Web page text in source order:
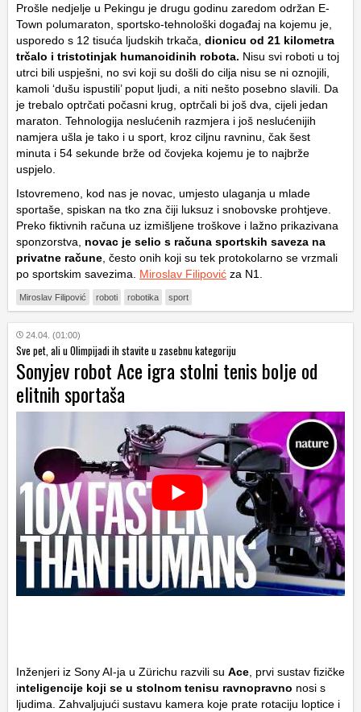
Prošle nedjelje u Pekingu je drugu godinu zaredom održan E-
Town polumaraton, sportsko-tehnološki događaj na kojemu je,
usporedo s 12 tisuća ljudskih trkača, dionicu od 21 kilometra
trčalo i tristotinjak humanoidinih robota. Nisu svi roboti u toj
utrci bili uspješni, no svi koji su došli do cilja nisu se ni oznojili,
kamoli ‘dušu ispustili’ poput ljudi, a niti nešto posebno slavili. Da
je trebalo optrčati počasni krug, optrčali bi još dva, cijeli jedan
maraton. Tehnologija neslućenih razmjera i još neslućenijih
namjera ušla je tako i u sport, kroz ciljnu ravninu, čak šest
minuta i 54 sekunde brže od čovjeka kojemu je to najbrže
uspjelo.
Istovremeno, kod nas je novac, umjesto ulaganja u mlade
sportaše, spiskan na tko zna čiji luksuz i snobovske prohtjeve.
Preko fiktivnih računa uz izmišljene troškove i lažno prikazivana
sponzorstva,
novac je selio s računa sportskih saveza na
privatne račune , često onih koji su tek protokolarno se vrzmali
po sportskim savezima. Miroslav Filipović za N1.
Miroslav Filipović roboti robotika sport
24.04. (01:00)
Sve pet, ali u Olimpijadi ih stavite u zasebnu kategoriju
Sonyjev robot Ace igra stolni tenis bolje od
elitnih sportaša
Inženjeri iz Sony AI-ja u Zürichu razvili su Ace , prvi sustav fizičke
inteligencije koji se u stolnom tenisu ravnopravno nosi s
ljudima. Zahvaljujući sustavu kamera koje prate rotaciju loptice i